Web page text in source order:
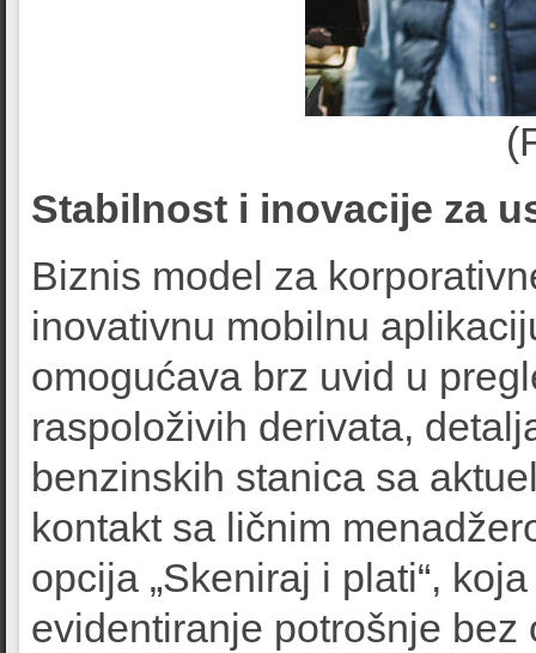
Stabilnost i inovacije za
Biznis model za
inovativnu mobilnu
omogućava brz uvid u
raspoloživih derivata,
benzinskih stanica sa
kontakt sa ličnim
opcija „Skeniraj i plati“,
evidentiranje potrošnje